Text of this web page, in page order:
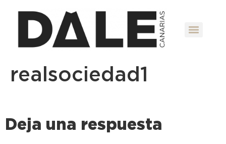
realsociedad1
Deja una respuesta